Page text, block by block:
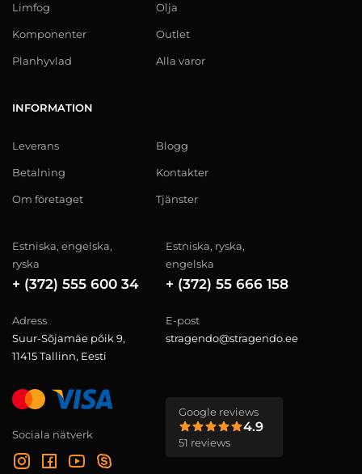
Limfog
Komponenter
Planhyvlad
Olja
Outlet
Alla varor
INFORMATION
Leverans
Betalning
Om företaget
Blogg
Kontakter
Tjänster
Estniska, engelska,
ryska
+ (372) 555 600 34
Estniska, ryska,
engelska
+ (372) 55 666 158
Adress
Suur-Sõjamäe põik 9,
11415 Tallinn, Eesti
E-post
stragendo@stragendo.ee
Sociala nätverk
Google reviews
4.9
51 reviews